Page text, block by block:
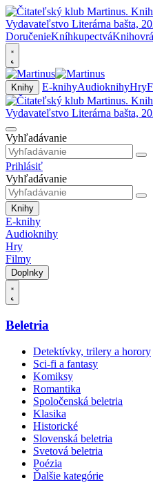
DoručenieKníhkupectvá
Knihy E-knihyAudioknihyHry
Vyhľadávanie
Prihlásiť
Vyhľadávanie
Knihy
E-knihy
Audioknihy
Hry
Filmy
Doplnky
Beletria
Detektívky, trilery a horory
Sci-fi a fantasy
Komiksy
Romantika
Spoločenská beletria
Klasika
Historické
Slovenská beletria
Svetová beletria
Poézia
Ďalšie kategórie